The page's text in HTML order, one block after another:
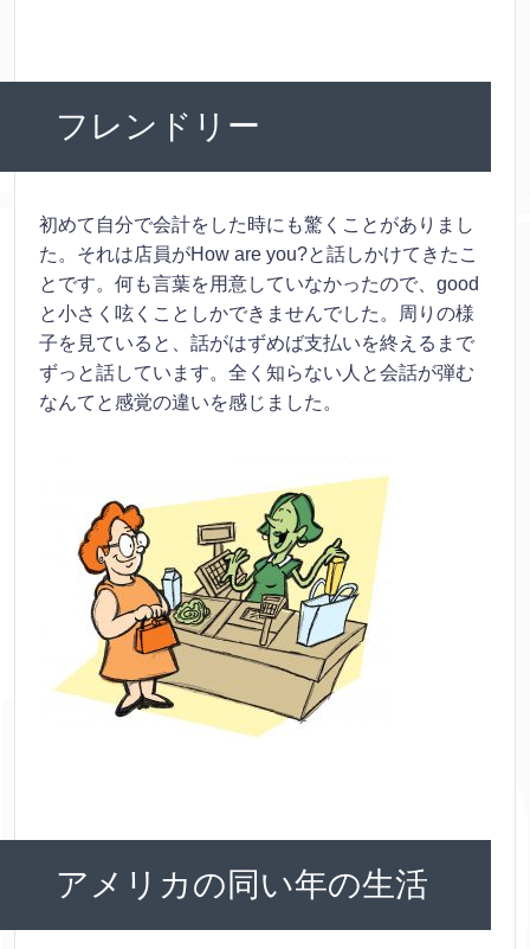
フレンドリー
初めて自分で会計をした時にも驚くことがありまし
た。それは店員がHow are you?と話しかけてきたこ
とです。何も言葉を用意していなかったので、good
と小さく呟くことしかできませんでした。周りの様
子を見ていると、話がはずめば支払いを終えるまで
ずっと話しています。全く知らない人と会話が弾む
なんてと感覚の違いを感じました。
アメリカの同い年の生活